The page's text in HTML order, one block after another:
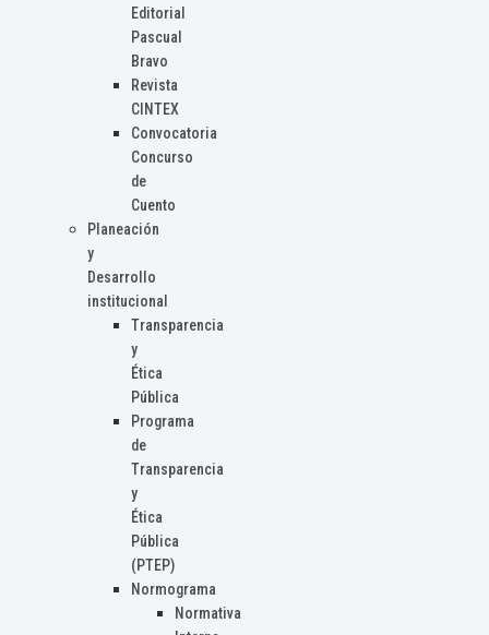
Editorial
Pascual
Bravo
Revista
CINTEX
Convocatoria
Concurso
de
Cuento
Planeación
y
Desarrollo
institucional
Transparencia
y
Ética
Pública
Programa
de
Transparencia
y
Ética
Pública
(PTEP)
Normograma
Normativa